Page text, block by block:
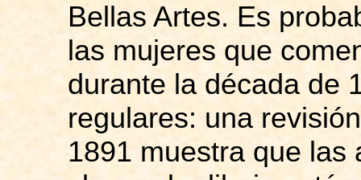
Bellas Artes. Es
las mujeres que
durante la década de
regulares: una
1891 muestra que las